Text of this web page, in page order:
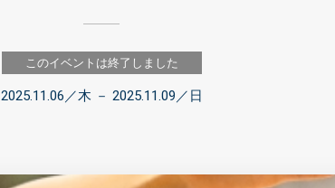
このイベントは終了しました
2025.11.06／木 － 2025.11.09／日